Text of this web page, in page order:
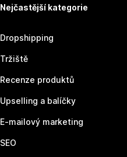
Nejčastější kategorie
Dropshipping
Tržiště
Recenze produktů
Upselling a balíčky
E-mailový marketing
SEO